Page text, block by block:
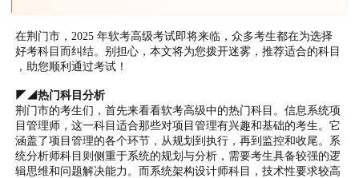
在荆门市，2025 年软考高级考试即将来临，众多考生都在为选择
好考科目而纠结。别担心，本文将为您拨开迷雾，推荐适合的科目
，助您顺利通过考试！
◤◢热门科目分析
荆门市的考生们，首先来看看软考高级中的热门科目。信息系统项
目管理师，这一科目适合那些对项目管理有兴趣和基础的考生。它
涵盖了项目管理的各个环节，从规划到执行，再到监控和收尾。系
统分析师科目则侧重于系统的规划与分析，需要考生具备较强的逻
辑思维和问题解决能力。而系统架构设计师科目，技术性要求较高